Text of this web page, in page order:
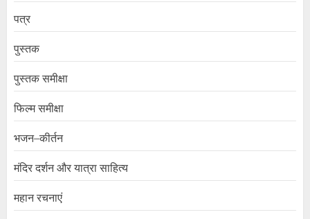
पत्र
पुस्तक
पुस्तक समीक्षा
फिल्म समीक्षा
भजन–कीर्तन
मंदिर दर्शन और यात्रा साहित्य
महान रचनाएं